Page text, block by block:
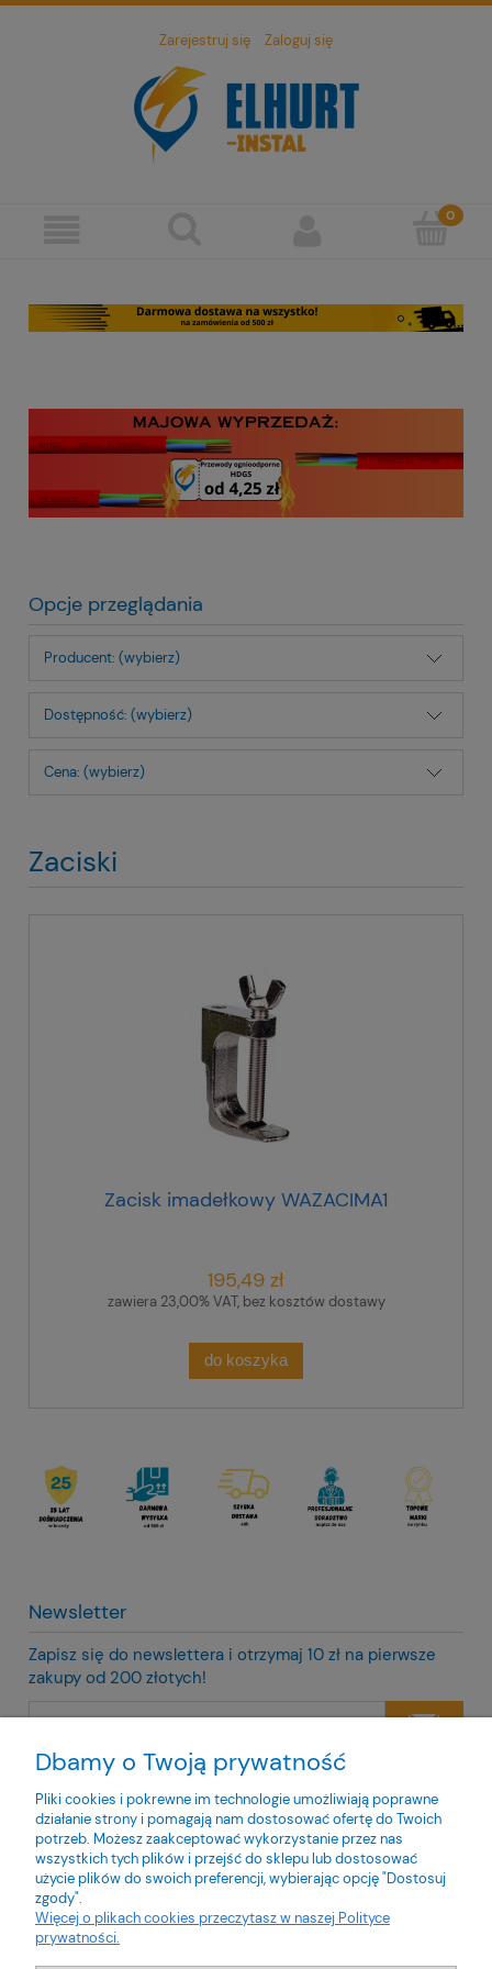
Zarejestruj się Zaloguj się
Opcje przeglądania
Producent: (wybierz)
Dostępność: (wybierz)
Cena: (wybierz)
Zaciski
Zacisk imadełkowy WAZACIMA1
195,49 zł
zawiera 23,00% VAT, bez kosztów dostawy
do koszyka
Newsletter
Zapisz się do newslettera i otrzymaj 10 zł na pierwsze
zakupy od 200 złotych!
Twoje dane będą przetwarzane zgodnie z nasząpolityką
prywatności
Dbamy o Twoją prywatność
Pliki cookies i pokrewne im technologie umożliwiają poprawne
działanie strony i pomagają nam dostosować ofertę do Twoich
potrzeb. Możesz zaakceptować wykorzystanie przez nas
wszystkich tych plików i przejść do sklepu lub dostosować
użycie plików do swoich preferencji, wybierając opcję "Dostosuj
zgody".
Więcej o plikach cookies przeczytasz w naszej Polityce
prywatności.